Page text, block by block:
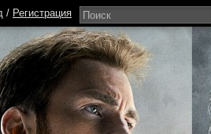
/ Регистрация